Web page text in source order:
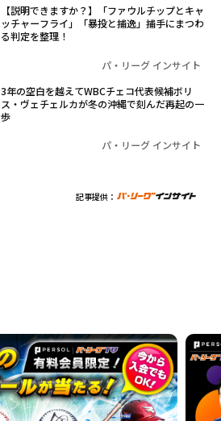
【説明できますか？】「ファウルチップとキャ
ッチャーフライ」「暴投と捕逸」捕手にまつわ
る判定を整理！
パ・リーグ インサイト
3年の空白を越えて――WBCチェコ代表候補ボリ
ス・ヴェチェルカが冬の沖縄で刻んだ再起の一
歩
パ・リーグ インサイト
記事提供：